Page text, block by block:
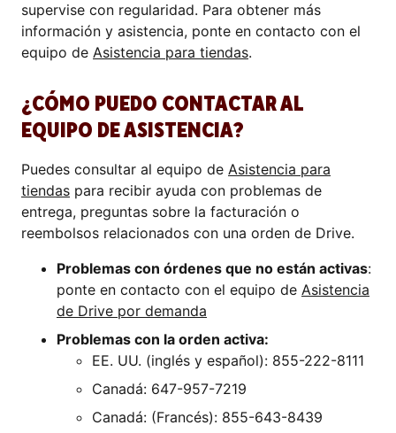
supervise con regularidad. Para obtener más
información y asistencia, ponte en contacto con el
equipo de Asistencia para tiendas.
¿CÓMO PUEDO CONTACTAR AL
EQUIPO DE ASISTENCIA?
Puedes consultar al equipo de Asistencia para
tiendas para recibir ayuda con problemas de
entrega, preguntas sobre la facturación o
reembolsos relacionados con una orden de Drive.
Problemas con órdenes que no están activas:
ponte en contacto con el equipo de Asistencia
de Drive por demanda
Problemas con la orden activa:
EE. UU. (inglés y español): 855-222-8111
Canadá: 647-957-7219
Canadá: (Francés): 855-643-8439